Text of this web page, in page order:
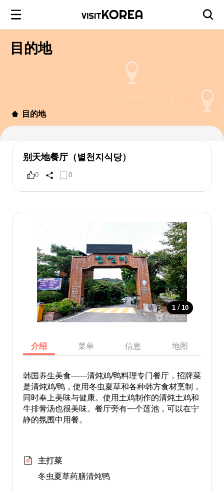
目的地
目的地
别天地餐厅（별천지식당）
0 0
1 / 10
介绍 菜单 信息 地图
韩国养生美食——清炖鸡/鸭料理专门餐厅，招牌菜
是清炖鸡/鸭，使用冬虫夏草和各种韩方食材烹制，
同时奉上美味与健康。使用土鸡制作的清炖土鸡和
牛排骨汤也很美味。餐厅旁有一个莲池，可以在宁
静的氛围中用餐。
主打菜
冬虫夏草药膳清炖鸭